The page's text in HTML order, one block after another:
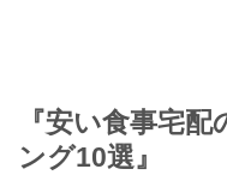
『安い食事宅
ング10選』